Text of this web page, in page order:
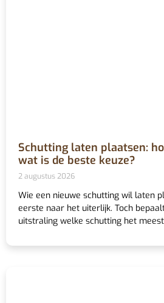
Schutting laten plaatsen:
wat is de beste keuze?
2 augustus 2026
Wie een nieuwe schutting wil laten
eerste naar het uiterlijk. Toch
uitstraling welke schutting het